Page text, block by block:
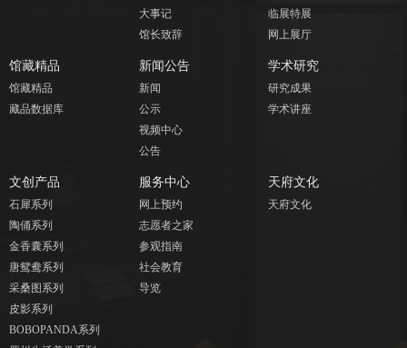
大事记
馆长致辞
临展特展
网上展厅
馆藏精品
馆藏精品
藏品数据库
新闻公告
新闻
公示
视频中心
公告
学术研究
研究成果
学术讲座
文创产品
石犀系列
陶俑系列
金香囊系列
唐鸳鸯系列
采桑图系列
皮影系列
BOBOPANDA系列
服务中心
网上预约
志愿者之家
参观指南
社会教育
导览
天府文化
天府文化